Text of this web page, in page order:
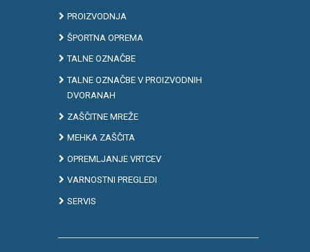
PROIZVODNJA
ŠPORTNA OPREMA
TALNE OZNAČBE
TALNE OZNAČBE V PROIZVODNIH
DVORANAH
ZAŠČITNE MREŽE
MEHKA ZAŠČITA
OPREMLJANJE VRTCEV
VARNOSTNI PREGLEDI
SERVIS